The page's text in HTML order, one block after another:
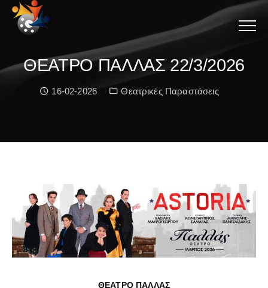
Menu
ΘΕΑΤΡΟ ΠΑΛΛΑΣ 22/3/2026
Date:
16-02-2026 Κατηγορία:
Θεατρικές Παραστάσεις
ΘΕΑΤΡΟ ΠΑΛΛΑΣ